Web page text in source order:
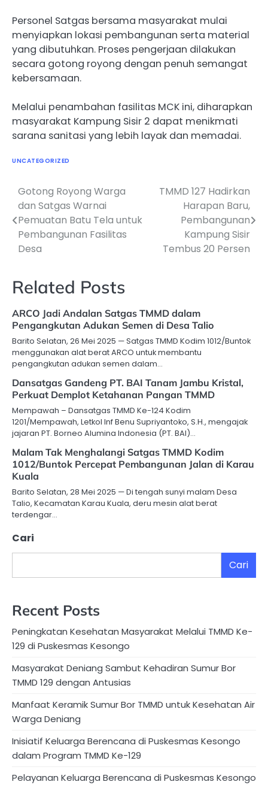
Personel Satgas bersama masyarakat mulai
menyiapkan lokasi pembangunan serta material
yang dibutuhkan. Proses pengerjaan dilakukan
secara gotong royong dengan penuh semangat
kebersamaan.
Melalui penambahan fasilitas MCK ini, diharapkan
masyarakat Kampung Sisir 2 dapat menikmati
sarana sanitasi yang lebih layak dan memadai.
UNCATEGORIZED
Navigasi
pos
Gotong Royong Warga
dan Satgas Warnai
Pemuatan Batu Tela untuk
Pembangunan Fasilitas
Desa
TMMD 127 Hadirkan
Harapan Baru,
Pembangunan
Kampung Sisir
Tembus 20 Persen
Related Posts
ARCO Jadi Andalan Satgas TMMD dalam
Pengangkutan Adukan Semen di Desa Talio
Barito Selatan, 26 Mei 2025 — Satgas TMMD Kodim 1012/Buntok
menggunakan alat berat ARCO untuk membantu
pengangkutan adukan semen dalam…
Dansatgas Gandeng PT. BAI Tanam Jambu Kristal,
Perkuat Demplot Ketahanan Pangan TMMD
Mempawah – Dansatgas TMMD Ke-124 Kodim
1201/Mempawah, Letkol Inf Benu Supriyantoko, S.H., mengajak
jajaran PT. Borneo Alumina Indonesia (PT. BAI)…
Malam Tak Menghalangi Satgas TMMD Kodim
1012/Buntok Percepat Pembangunan Jalan di Karau
Kuala
Barito Selatan, 28 Mei 2025 — Di tengah sunyi malam Desa
Talio, Kecamatan Karau Kuala, deru mesin alat berat
terdengar…
Cari
Cari
Recent Posts
Peningkatan Kesehatan Masyarakat Melalui TMMD Ke-
129 di Puskesmas Kesongo
Masyarakat Deniang Sambut Kehadiran Sumur Bor
TMMD 129 dengan Antusias
Manfaat Keramik Sumur Bor TMMD untuk Kesehatan Air
Warga Deniang
Inisiatif Keluarga Berencana di Puskesmas Kesongo
dalam Program TMMD Ke-129
Pelayanan Keluarga Berencana di Puskesmas Kesongo